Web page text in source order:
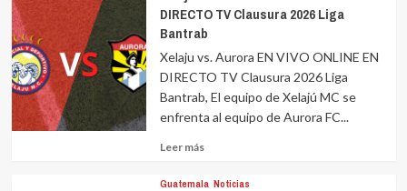
DIRECTO TV Clausura 2026 Liga
Bantrab
Xelaju vs. Aurora EN VIVO ONLINE EN
DIRECTO TV Clausura 2026 Liga
Bantrab, El equipo de Xelajú MC se
enfrenta al equipo de Aurora FC...
Leer másLeer
sobre
Guatemala Noticias